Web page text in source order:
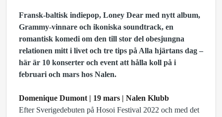
Fransk-baltisk indiepop, Loney Dear med nytt album,
Grammy-vinnare och ikoniska soundtrack, en
romantisk komedi om den till stor del obesjungna
relationen mitt i livet och tre tips på Alla hjärtans dag –
här är 10 konserter och event att hålla koll på i
februari och mars hos Nalen.
Domenique Dumont | 19 mars | Nalen Klubb
Efter Sverigedebuten på Hosoi Festival 2022 och med det